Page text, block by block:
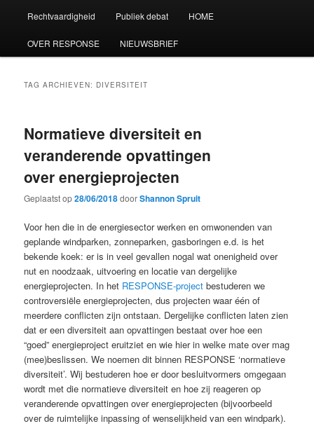
Rechtvaardigheid Publiek debat HOME
OVER RESPONSE NIEUWSBRIEF
TAG ARCHIEVEN: DIVERSITEIT
Normatieve diversiteit en
veranderende opvattingen
over energieprojecten
Geplaatst op28/06/2018doorShannon Spruit
Voor hen die in de energiesector werken en omwonenden van
geplande windparken, zonneparken, gasboringen e.d. is het
bekende koek: er is in veel gevallen nogal wat onenigheid over
nut en noodzaak, uitvoering en locatie van dergelijke
energieprojecten. In het RESPONSE-project bestuderen we
controversiële energieprojecten, dus projecten waar één of
meerdere conflicten zijn ontstaan. Dergelijke conflicten laten zien
dat er een diversiteit aan opvattingen bestaat over hoe een
“goed” energieproject eruitziet en wie hier in welke mate over mag
(mee)beslissen. We noemen dit binnen RESPONSE ‘normatieve
diversiteit’. Wij bestuderen hoe er door besluitvormers omgegaan
wordt met die normatieve diversiteit en hoe zij reageren op
veranderende opvattingen over energieprojecten (bijvoorbeeld
over de ruimtelijke inpassing of wenselijkheid van een windpark).